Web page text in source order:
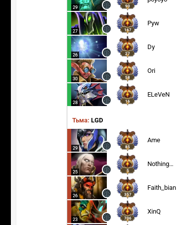
29 90
27 167
Pyw
26 27
Dy
30 58
Ori
28 16
ELeVeN
Тьма: LGD
29 85
Ame
25 5
NothingToSay
26 357
Faith_bian
23 706
XinQ